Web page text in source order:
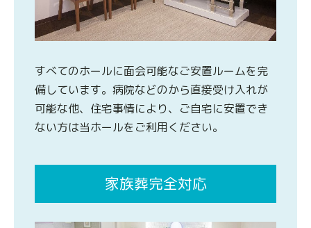
すべてのホールに面会可能なご安置ルームを完
備しています。病院などのから直接受け入れが
可能な他、住宅事情により、ご自宅に安置でき
ない方は当ホールをご利用ください。
家族葬完全対応